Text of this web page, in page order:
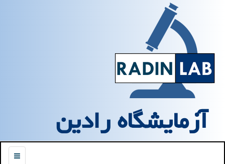
آزمایشگاه رادین
منو